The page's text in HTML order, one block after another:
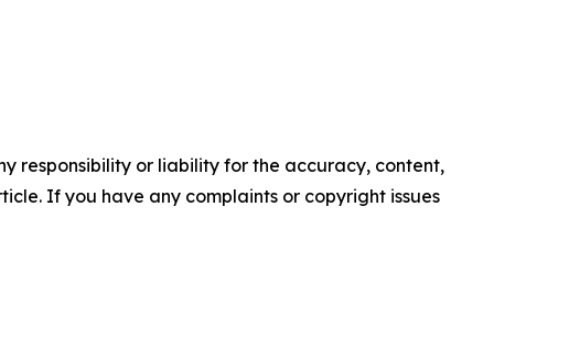
responsibility or liability for the accuracy, content,
If you have any complaints or copyright issues